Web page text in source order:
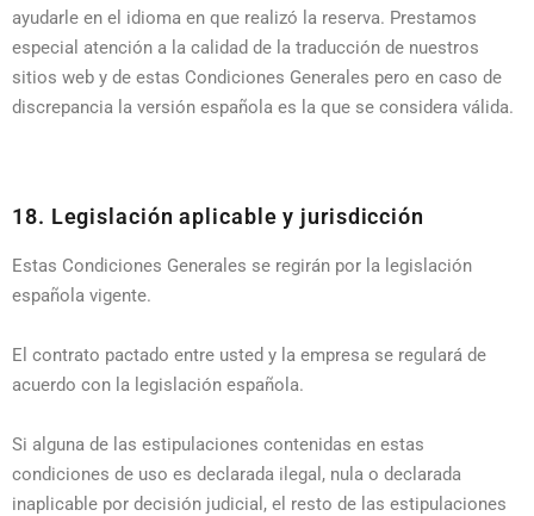
ayudarle en el idioma en que realizó la reserva. Prestamos
especial atención a la calidad de la traducción de nuestros
sitios web y de estas Condiciones Generales pero en caso de
discrepancia la versión española es la que se considera válida.
18. Legislación aplicable y jurisdicción
Estas Condiciones Generales se regirán por la legislación
española vigente.
El contrato pactado entre usted y la empresa se regulará de
acuerdo con la legislación española.
Si alguna de las estipulaciones contenidas en estas
condiciones de uso es declarada ilegal, nula o declarada
inaplicable por decisión judicial, el resto de las estipulaciones